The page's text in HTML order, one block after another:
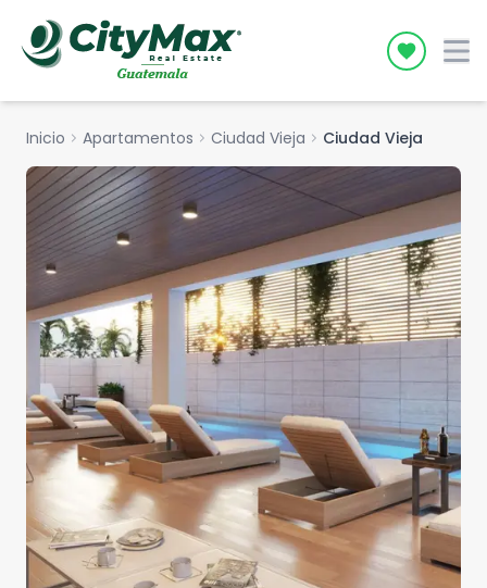
Icon
Inicio chevron_right Apartamentos chevron_right Ciudad Vieja chevron_right Ciudad Vieja